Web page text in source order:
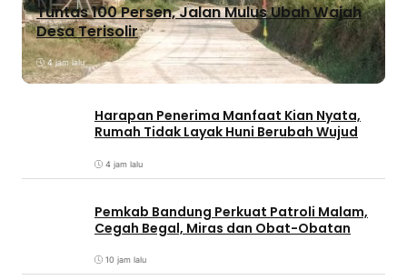
Tuntas 100 Persen, Jalan Mulus Ubah Wajah
Desa Terisolir
4 jam lalu
Harapan Penerima Manfaat Kian Nyata,
Rumah Tidak Layak Huni Berubah Wujud
4 jam lalu
Pemkab Bandung Perkuat Patroli Malam,
Cegah Begal, Miras dan Obat-Obatan
10 jam lalu